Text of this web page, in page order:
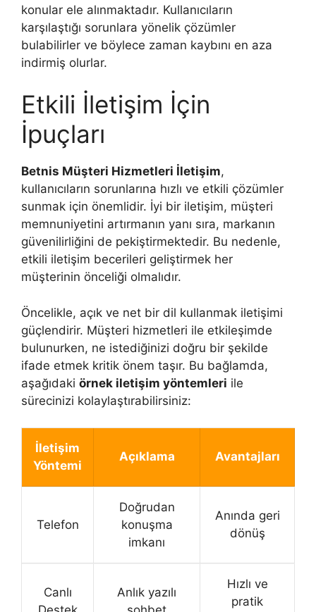
konular ele alınmaktadır. Kullanıcıların
karşılaştığı sorunlara yönelik çözümler
bulabilirler ve böylece zaman kaybını en aza
indirmiş olurlar.
Etkili İletişim İçin
İpuçları
Betnis Müşteri Hizmetleri İletişim,
kullanıcıların sorunlarına hızlı ve etkili çözümler
sunmak için önemlidir. İyi bir iletişim, müşteri
memnuniyetini artırmanın yanı sıra, markanın
güvenilirliğini de pekiştirmektedir. Bu nedenle,
etkili iletişim becerileri geliştirmek her
müşterinin önceliği olmalıdır.
Öncelikle, açık ve net bir dil kullanmak iletişimi
güçlendirir. Müşteri hizmetleri ile etkileşimde
bulunurken, ne istediğinizi doğru bir şekilde
ifade etmek kritik önem taşır. Bu bağlamda,
aşağıdaki örnek iletişim yöntemleri ile
sürecinizi kolaylaştırabilirsiniz:
İletişim
Yöntemi
Açıklama Avantajları
Telefon
Doğrudan
konuşma
imkanı
Anında geri
dönüş
Canlı
Anlık yazılı
Hızlı ve
pratik